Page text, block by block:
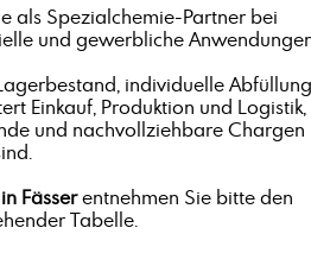
Abfüllung pastöse
Acetyltributylcitrat
Acrylsäure
Aldehyd C 18
Alkene C30+
Alkylamin, C16-18,
als Spezialchemie-Partner bei
und gewerbliche
individuelle Abfüllung
Einkauf, Produktion und Logistik,
und nachvollziehbare Chargen
Fässerentnehmen Sie bitte den
Tabelle.